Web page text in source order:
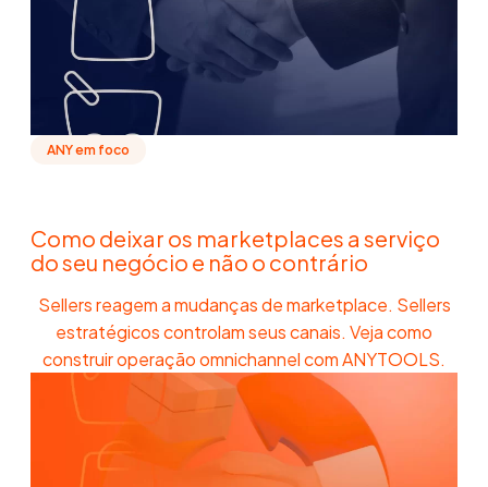
ANY em foco
Como deixar os marketplaces a serviço
do seu negócio e não o contrário
Sellers reagem a mudanças de marketplace. Sellers
estratégicos controlam seus canais. Veja como
construir operação omnichannel com ANYTOOLS.